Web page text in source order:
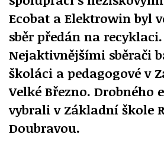
Ecobat a Elektrowin byl
sběr předán na recyklaci.
Nejaktivnějšími sběrači
školáci a pedagogové v
Velké Březno. Drobného
vybrali v Základní škole
Doubravou.